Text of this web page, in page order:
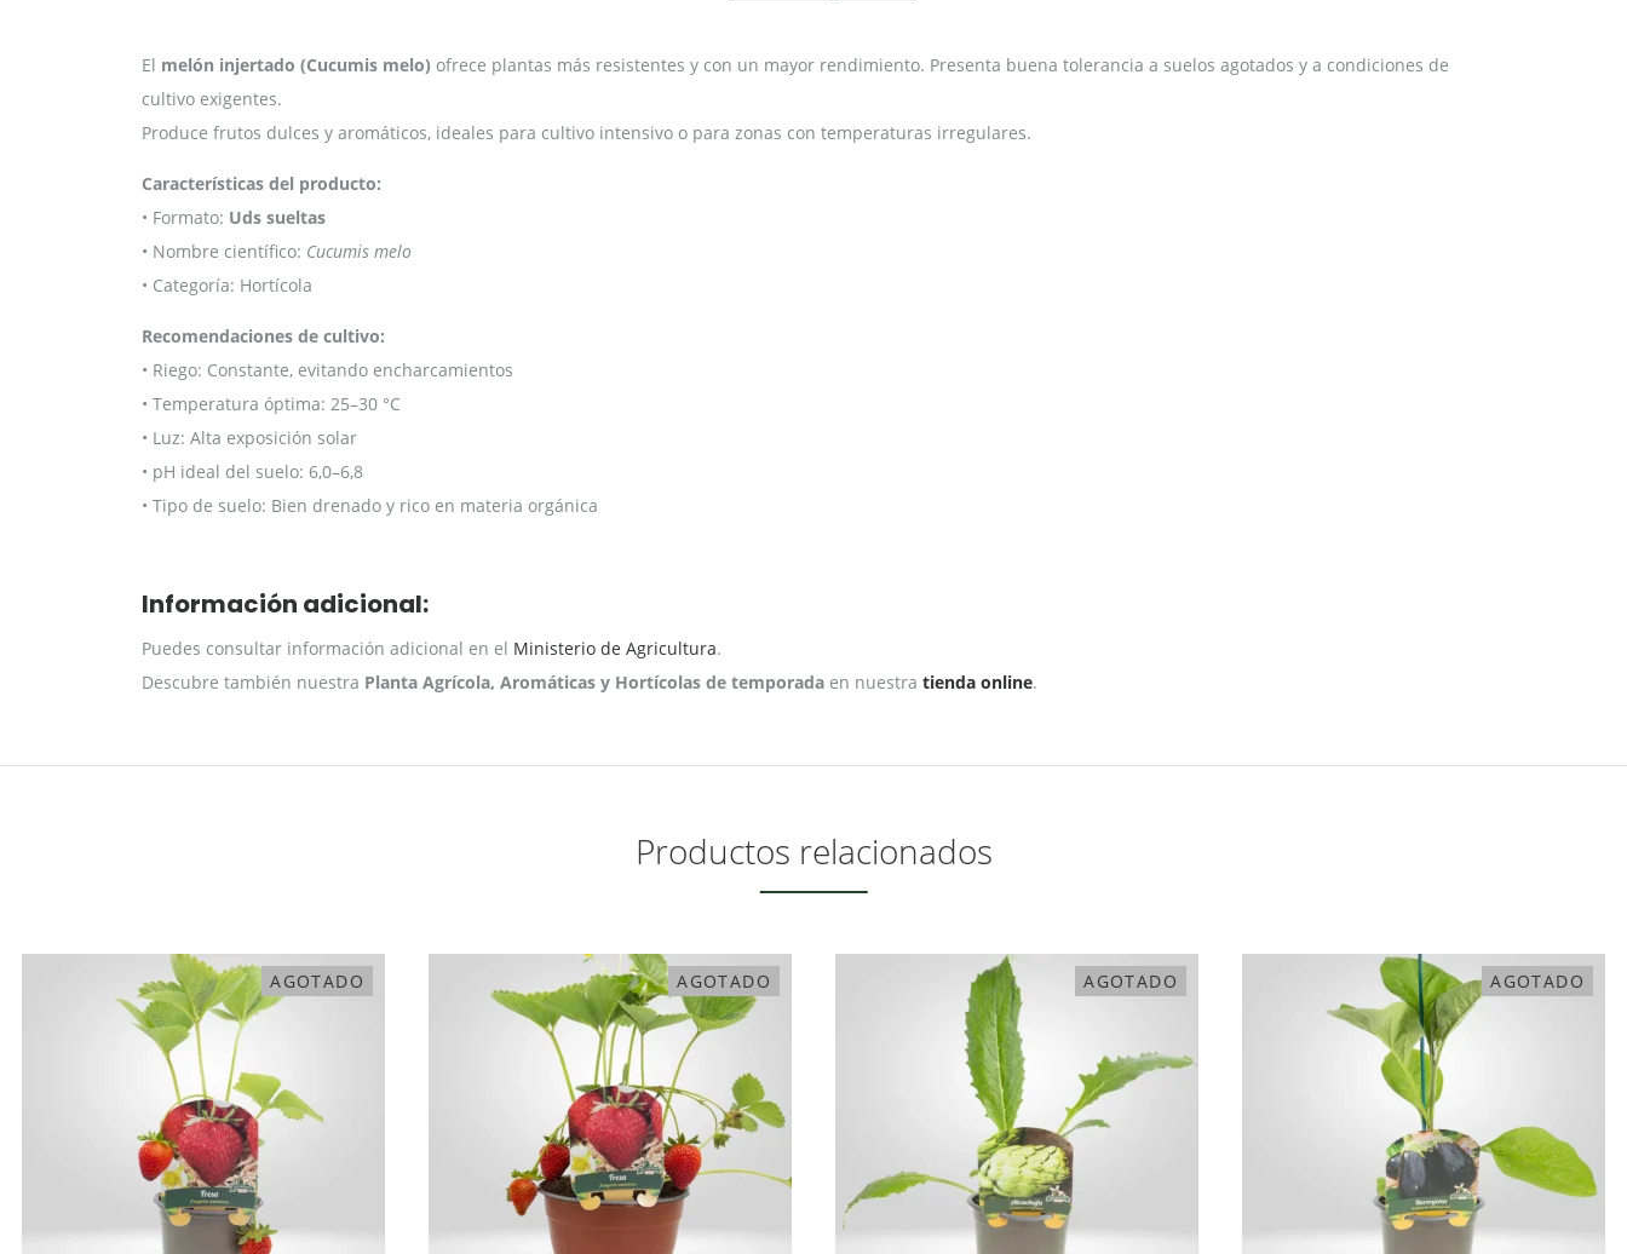
El melón injertado (Cucumis melo) ofrece plantas más resistentes y con un mayor rendimiento. Presenta buena tolerancia a suelos agotados y a condiciones de
cultivo exigentes.
Produce frutos dulces y aromáticos, ideales para cultivo intensivo o para zonas con temperaturas irregulares.
Características del producto:
• Formato: Uds sueltas
• Nombre científico: Cucumis melo
• Categoría: Hortícola
Recomendaciones de cultivo:
• Riego: Constante, evitando encharcamientos
• Temperatura óptima: 25–30 °C
• Luz: Alta exposición solar
• pH ideal del suelo: 6,0–6,8
• Tipo de suelo: Bien drenado y rico en materia orgánica
Información adicional:
Puedes consultar información adicional en el Ministerio de Agricultura.
Descubre también nuestra Planta Agrícola, Aromáticas y Hortícolas de temporada en nuestra tienda online.
Productos relacionados
AGOTADO AGOTADO AGOTADO AGOTADO